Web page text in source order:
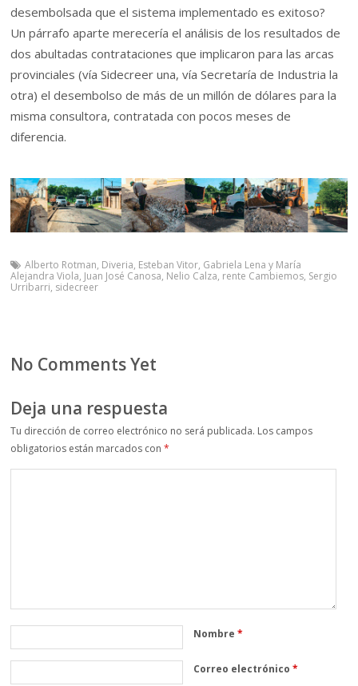
desembolsada que el sistema implementado es exitoso?
Un párrafo aparte merecería el análisis de los resultados de
dos abultadas contrataciones que implicaron para las arcas
provinciales (vía Sidecreer una, vía Secretaría de Industria la
otra) el desembolso de más de un millón de dólares para la
misma consultora, contratada con pocos meses de
diferencia.
Alberto Rotman, Diveria, Esteban Vitor, Gabriela Lena y María
Alejandra Viola, Juan José Canosa, Nelio Calza, rente Cambiemos, Sergio
Urribarri, sidecreer
No Comments Yet
Deja una respuesta
Tu dirección de correo electrónico no será publicada. Los campos
obligatorios están marcados con*
Nombre*
Correo electrónico*